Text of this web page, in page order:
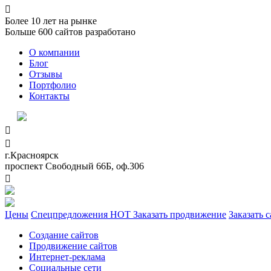

Более 10 лет на рынке
Больше 600 сайтов разработано
О компании
Блог
Отзывы
Портфолио
Контакты


г.Красноярск
проспект Свободный 66Б, оф.306

Цены Спецпредложения HOT Заказать продвижение Заказать
Создание сайтов
Продвижение сайтов
Интернет-реклама
Социальные сети